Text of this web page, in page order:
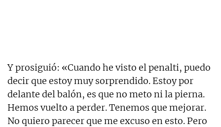
Y prosiguió: «Cuando he visto el penalti, puedo
decir que estoy muy sorprendido. Estoy por
delante del balón, es que no meto ni la pierna.
Hemos vuelto a perder. Tenemos que mejorar.
No quiero parecer que me excuso en esto. Pero